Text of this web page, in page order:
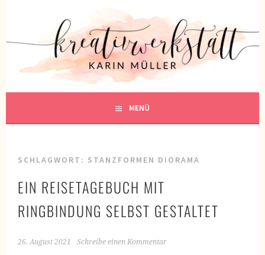
KREATIVWERKSTATT
KREATIV SEIN
MENÜ
SCHLAGWORT: STANZFORMEN DIORAMA
EIN REISETAGEBUCH MIT
RINGBINDUNG SELBST GESTALTET
26. August 2021 Schreibe einen Kommentar